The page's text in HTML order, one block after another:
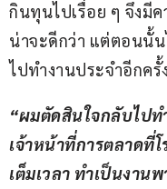
กินทุนไปเรื่อย ๆ จึงมี
น่าจะดีกว่า แต่ตอนนั้
ไปทำงานประจำอีกค
“ผมตัดสินใจกลับไปท
เจ้าหน้าที่การตลาดที่
เต็มเวลา ทำเป็นงาน